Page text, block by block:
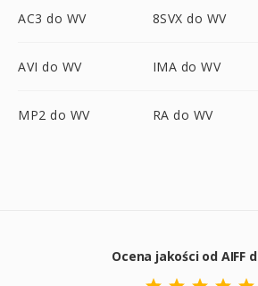
AC3 do WV 8SVX do WV
AVI do WV IMA do WV
MP2 do WV RA do WV
Ocena jakości od AIFF